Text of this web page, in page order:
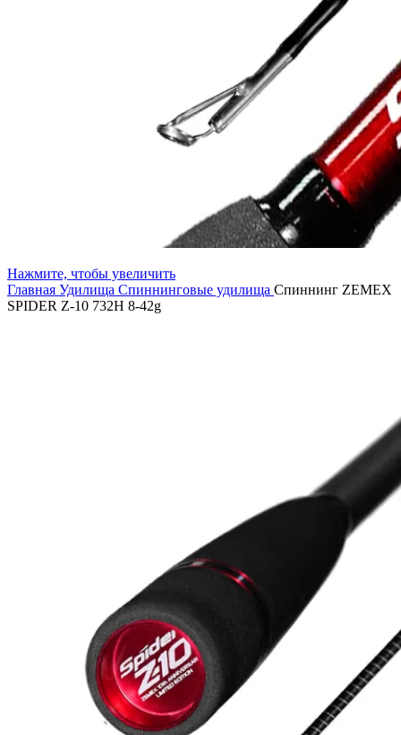
Нажмите, чтобы увеличить
Главная Удилища Спиннинговые удилища Спиннинг ZEMEX
SPIDER Z-10 732H 8-42g